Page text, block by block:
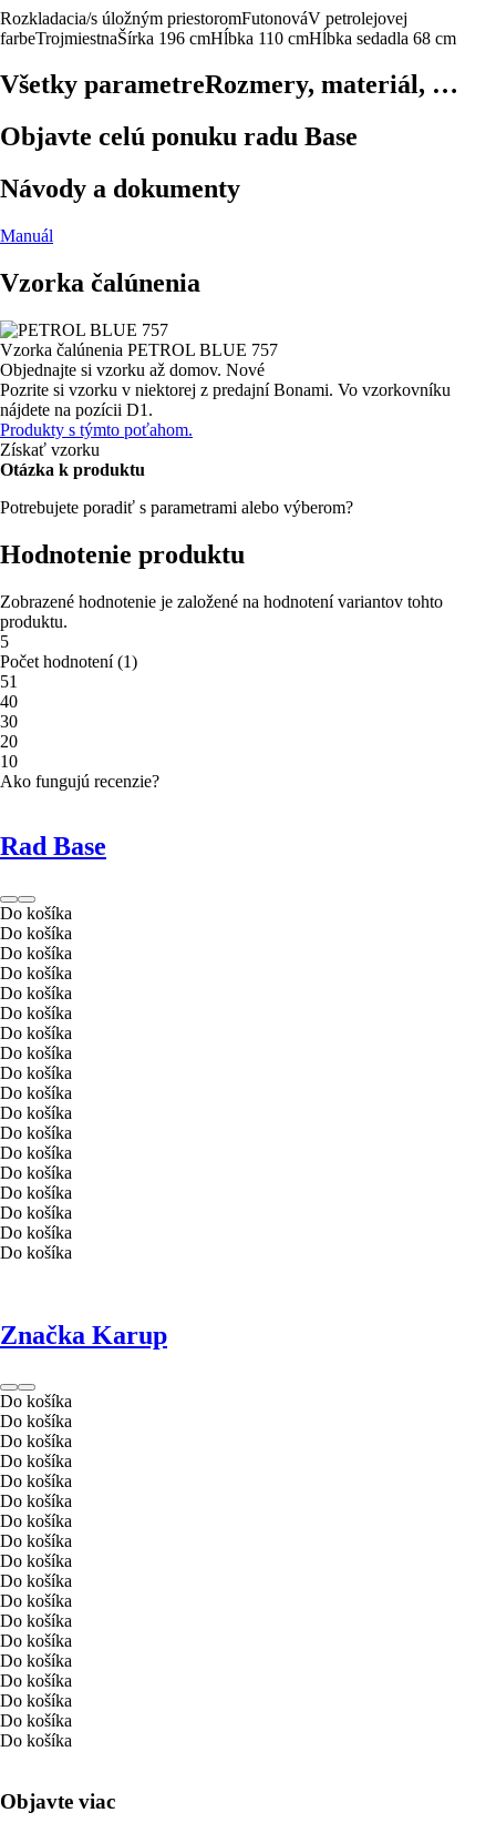
Rozkladacia/s úložným priestoromFutonováV petrolejovej
farbeTrojmiestnaŠírka 196 cmHĺbka 110 cmHĺbka sedadla 68 cm
Všetky parametreRozmery, materiál, …
Objavte celú ponuku radu Base
Návody a dokumenty
Manuál
Vzorka čalúnenia
Vzorka čalúnenia PETROL BLUE 757
Objednajte si vzorku až domov. Nové
Pozrite si vzorku v niektorej z predajní Bonami. Vo vzorkovníku
nájdete na pozícii D1.
Produkty s týmto poťahom.
Získať vzorku
Otázka k produktu
Potrebujete poradiť s parametrami alebo výberom?
Hodnotenie produktu
Zobrazené hodnotenie je založené na hodnotení variantov tohto
produktu.
5
Počet hodnotení(1)
51
40
30
20
10
Ako fungujú recenzie?
Rad Base
Do košíka
Do košíka
Do košíka
Do košíka
Do košíka
Do košíka
Do košíka
Do košíka
Do košíka
Do košíka
Do košíka
Do košíka
Do košíka
Do košíka
Do košíka
Do košíka
Do košíka
Do košíka
Značka Karup
Do košíka
Do košíka
Do košíka
Do košíka
Do košíka
Do košíka
Do košíka
Do košíka
Do košíka
Do košíka
Do košíka
Do košíka
Do košíka
Do košíka
Do košíka
Do košíka
Do košíka
Do košíka
Objavte viac